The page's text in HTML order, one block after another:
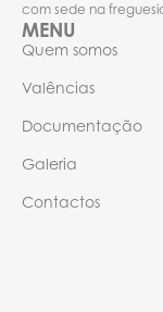
com sede na
MENU
Quem somos
Valências
Documentação
Galeria
Contactos